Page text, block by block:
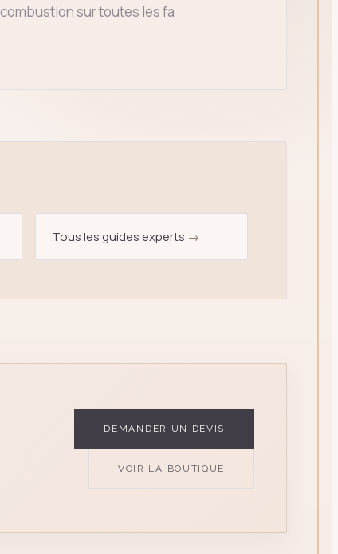
sur toutes les fa
Tous les guides experts →
DEMANDER UN DEVIS
VOIR LA BOUTIQUE
ÉCHAP